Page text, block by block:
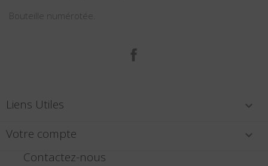
Bouteille numérotée.
Liens Utiles 
Votre compte 
Contactez-nous